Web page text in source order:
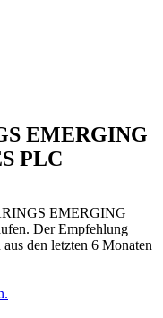
EMERGING
PLC
EMERGING
Der Empfehlung
den letzten 6 Monaten